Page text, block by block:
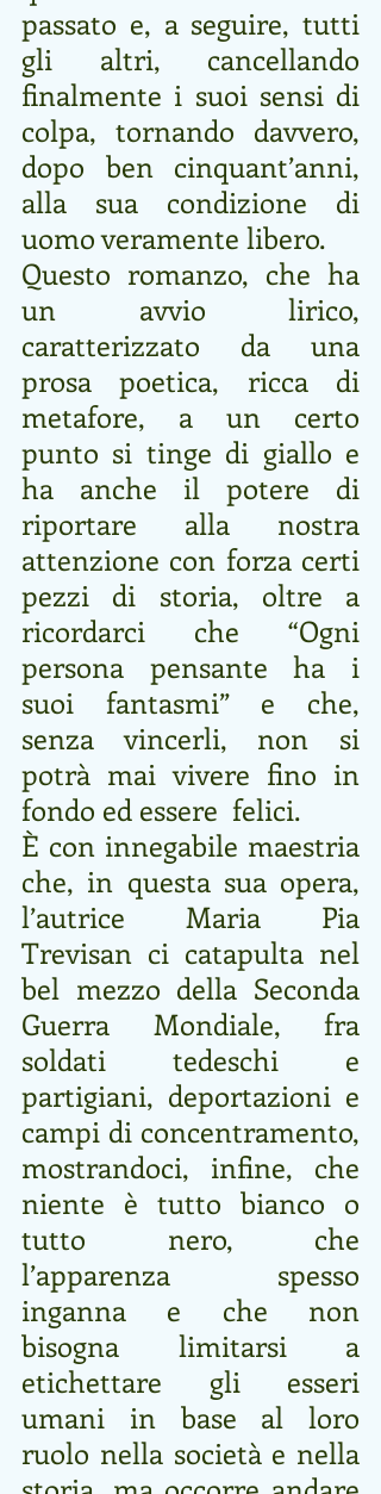
passato e, a seguire, tutti
gli altri, cancellando
finalmente i suoi sensi di
colpa, tornando davvero,
dopo ben cinquant’anni,
alla sua condizione di
uomo veramente libero.
Questo romanzo, che ha
un avvio lirico,
caratterizzato da una
prosa poetica, ricca di
metafore, a un certo
punto si tinge di giallo e
ha anche il potere di
riportare alla nostra
attenzione con forza certi
pezzi di storia, oltre a
ricordarci che “Ogni
persona pensante ha i
suoi fantasmi” e che,
senza vincerli, non si
potrà mai vivere fino in
fondo ed essere  felici.
È con innegabile maestria
che, in questa sua opera,
l’autrice Maria Pia
Trevisan ci catapulta nel
bel mezzo della Seconda
Guerra Mondiale, fra
soldati tedeschi e
partigiani, deportazioni e
campi di concentramento,
mostrandoci, infine, che
niente è tutto bianco o
tutto nero, che
l’apparenza spesso
inganna e che non
bisogna limitarsi a
etichettare gli esseri
umani in base al loro
ruolo nella società e nella